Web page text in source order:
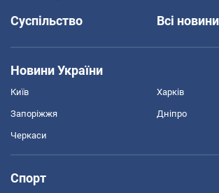
Суспільство
Всі новини
Новини України
Київ Харків
Запоріжжя Дніпро
Черкаси
Спорт